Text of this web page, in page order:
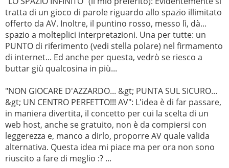
tratta di un gioco di parole riguardo allo spazio illimitato
offerto da AV. Inoltre, il puntino rosso, messo lì, dà...
spazio a molteplici interpretazioni. Una per tutte: un
PUNTO di riferimento (vedi stella polare) nel firmamento
di internet... Ed anche per questa, vedrò se riesco a
buttar giù qualcosina in più...
"NON GIOCARE D'AZZARDO... &gt; PUNTA SUL SICURO...
&gt; UN CENTRO PERFETTO!!! AV": L'idea è di far passare,
in maniera divertita, il concetto per cui la scelta di un
web host, anche se gratuito, non è da compiersi con
leggerezza e, manco a dirlo, proporre AV quale valida
alternativa. Questa idea mi piace ma per ora non sono
riuscito a fare di meglio :? ...